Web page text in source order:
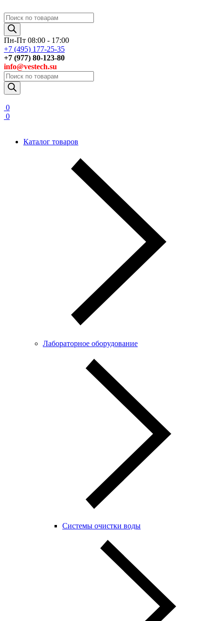
Поиск
товаров
Пн-Пт 08:00 - 17:00
+7 (495) 177-25-35
+7 (977) 80-123-80
info@vestech.su
Поиск
товаров
0
0
Каталог товаров
Лабораторное оборудование
Системы очистки воды